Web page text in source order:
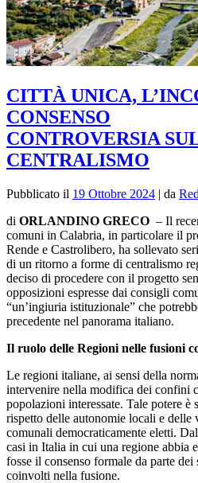
CITTÀ UNICA,
CONSENSO
CONTROVERSIA
CENTRALISMO
Pubblicato il 19 Ottobre 2024 | da
di ORLANDINO GRECO – Il
comuni in Calabria, in particolare il
Rende e Castrolibero, ha sollevato
di un ritorno a forme di centralismo
deciso di procedere con il progetto
opposizioni espresse dai consigli
“un’ingiuria istituzionale” che
precedente nel panorama italiano.
Il ruolo delle Regioni nelle fusioni
Le regioni italiane, ai sensi della
intervenire nella modifica dei confini
popolazioni interessate. Tale potere è
rispetto delle autonomie locali e delle
comunali democraticamente eletti.
casi in Italia in cui una regione abbia
fosse il consenso formale da parte
coinvolti nella fusione.